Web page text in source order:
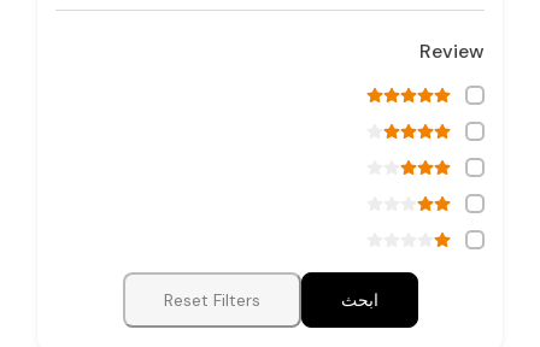
Review
ابحث Reset Filters